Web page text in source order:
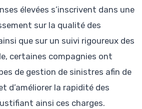
élevées s’inscrivent dans une
sur la qualité des
que sur un suivi rigoureux des
certaines compagnies ont
de gestion de sinistres afin de
d’améliorer la rapidité des
ainsi ces charges.